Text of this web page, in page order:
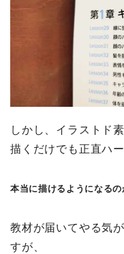
しかし、イラストド
描くだけでも正直ハ
本当に描けるようになる
教材が届いてやる気
すが、